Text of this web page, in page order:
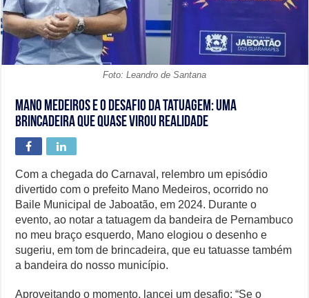
Foto: Leandro de Santana
Mano Medeiros e o desafio da tatuagem: Uma
brincadeira que quase virou realidade
Com a chegada do Carnaval, relembro um episódio
divertido com o prefeito Mano Medeiros, ocorrido no
Baile Municipal de Jaboatão, em 2024. Durante o
evento, ao notar a tatuagem da bandeira de Pernambuco
no meu braço esquerdo, Mano elogiou o desenho e
sugeriu, em tom de brincadeira, que eu tatuasse também
a bandeira do nosso município.
Aproveitando o momento, lancei um desafio: “Se o